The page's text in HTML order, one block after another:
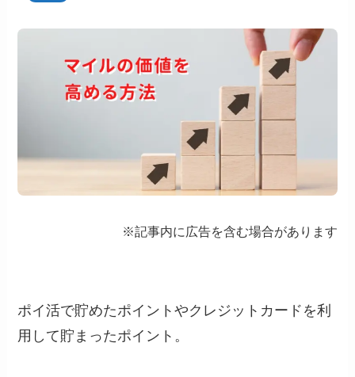
※記事内に広告を含む場合があります
ポイ活で貯めたポイントやクレジットカードを利
用して貯まったポイント。